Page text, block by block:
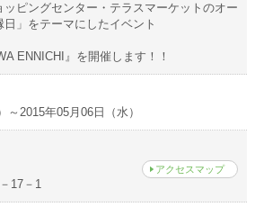
ピングセンター・テラスマーケットのオー
」をテーマにしたイベント
ENNICHI』を開催します！！
～2015年05月06日（水）
アクセスマップ
17－1